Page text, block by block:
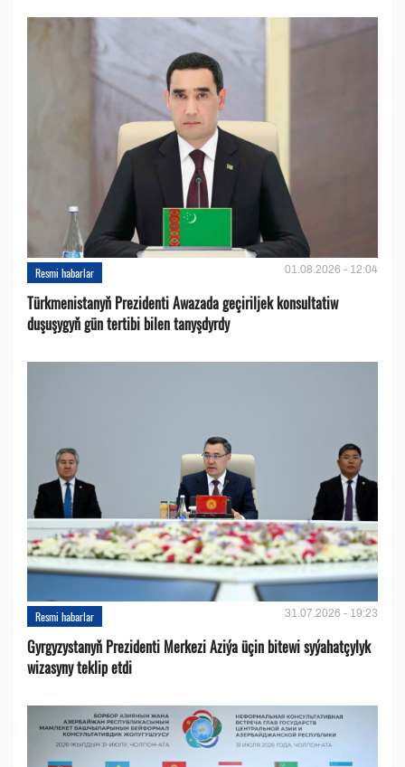
Resmi habarlar 01.08.2026 - 12:04
Türkmenistanyň Prezidenti Awazada geçiriljek konsultatiw
duşuşygyň gün tertibi bilen tanyşdyrdy
Resmi habarlar 31.07.2026 - 19:23
Gyrgyzystanyň Prezidenti Merkezi Aziýa üçin bitewi syýahatçylyk
wizasyny teklip etdi